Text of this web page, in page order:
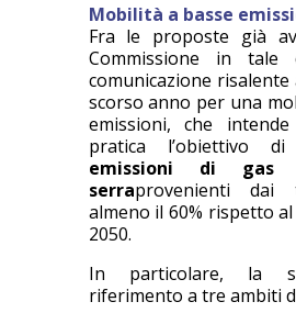
Mobilità a basse
Fra le proposte già
Commissione in tale
comunicazione
scorso anno per una
emissioni, che
pratica l’obiettivo
emissioni di
serraprovenienti dai
almeno il 60% rispetto
2050.
In particolare, la
riferimento a tre ambiti